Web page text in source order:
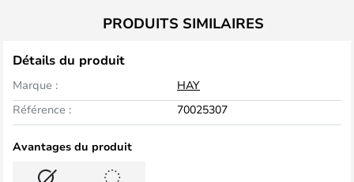
PRODUITS SIMILAIRES
Détails du produit
Marque :
HAY
Référence :
70025307
Avantages du produit